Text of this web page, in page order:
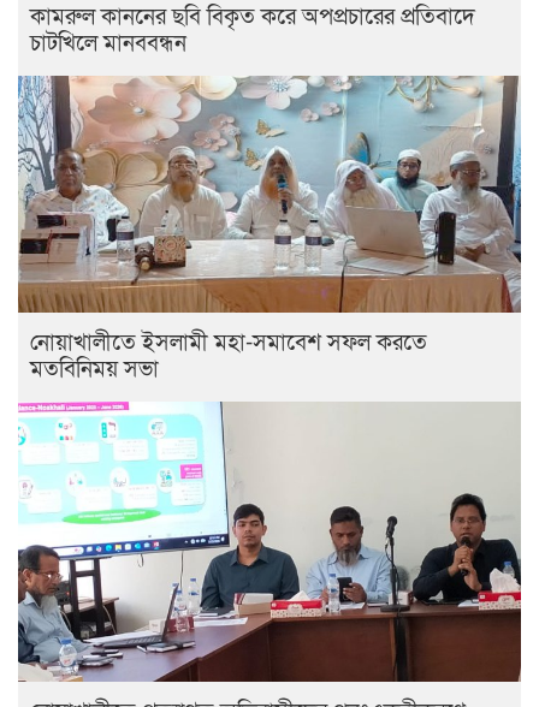
কামরুল কাননের ছবি বিকৃত করে অপপ্রচারের প্রতিবাদে
চাটখিলে মানববন্ধন
নোয়াখালীতে ইসলামী মহা-সমাবেশ সফল করতে
মতবিনিময় সভা